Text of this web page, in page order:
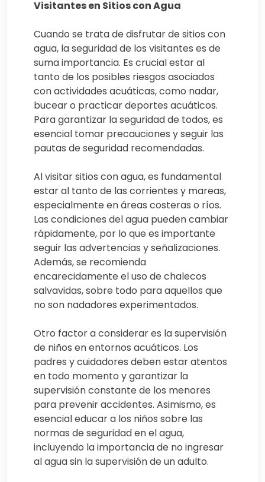
Visitantes en Sitios con Agua
Cuando se trata de disfrutar de sitios con
agua, la seguridad de los visitantes es de
suma importancia. Es crucial estar al
tanto de los posibles riesgos asociados
con actividades acuáticas, como nadar,
bucear o practicar deportes acuáticos.
Para garantizar la seguridad de todos, es
esencial tomar precauciones y seguir las
pautas de seguridad recomendadas.
Al visitar sitios con agua, es fundamental
estar al tanto de las corrientes y mareas,
especialmente en áreas costeras o ríos.
Las condiciones del agua pueden cambiar
rápidamente, por lo que es importante
seguir las advertencias y señalizaciones.
Además, se recomienda
encarecidamente el uso de chalecos
salvavidas, sobre todo para aquellos que
no son nadadores experimentados.
Otro factor a considerar es la supervisión
de niños en entornos acuáticos. Los
padres y cuidadores deben estar atentos
en todo momento y garantizar la
supervisión constante de los menores
para prevenir accidentes. Asimismo, es
esencial educar a los niños sobre las
normas de seguridad en el agua,
incluyendo la importancia de no ingresar
al agua sin la supervisión de un adulto.